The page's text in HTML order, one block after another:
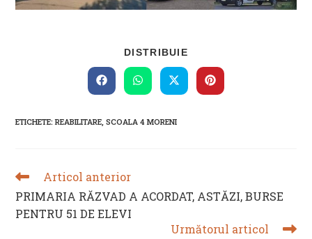
DISTRIBUIE
THIS
CONTENT
Opens
in
window
Opens
in
window
Opens
in
window
Opens
in
ETICHETE:REABILITARE SCOALA 4 MORENI
READ
ARTICLES
Articol anterior
PRIMARIA RĂZVAD A ACORDAT, ASTĂZI, BURSE
PENTRU 51 DE ELEVI
Următorul articol